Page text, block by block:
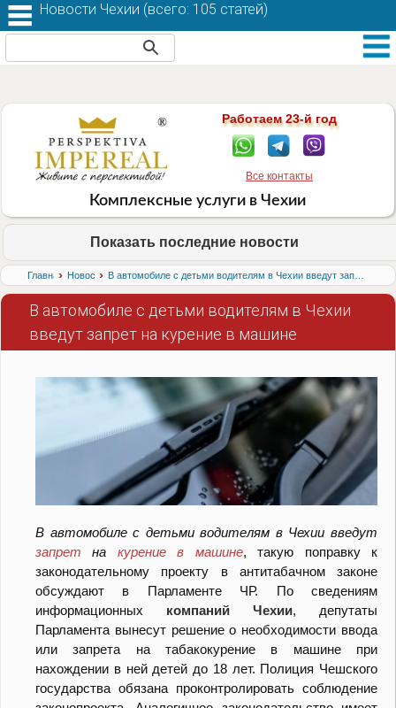
Работаем 23-й год
Все контакты
Комплексные услуги в Чехии
Показать последние новости
Главная
› Новости
› В автомобиле с детьми водителям в Чехии введут запрет на курение в машине
В автомобиле с детьми водителям в Чехии
введут запрет на курение в машине
В автомобиле с детьми водителям в Чехии введут
запрет на курение в машине, такую поправку к
законодательному проекту в антитабачном законе
обсуждают в Парламенте ЧР. По сведениям
информационных компаний Чехии, депутаты
Парламента вынесут решение о необходимости ввода
или запрета на табакокурение в машине при
нахождении в ней детей до 18 лет. Полиция Чешского
государства обязана проконтролировать соблюдение
Новости Чехии (всего: 105 статей)